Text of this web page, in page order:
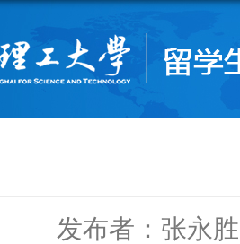
发布者：张永胜